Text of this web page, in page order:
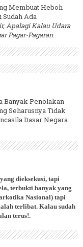
Membuat Heboh
Ada
Apalagi Kalau Udara
Pagar-Pagaran.
Banyak Penolakan
Seharusnya Tidak
Dasar Negara.
dieksekusi, tapi
terbukti banyak yang
Nasional) tapi
terlibat. Kalau sudah
terus!.